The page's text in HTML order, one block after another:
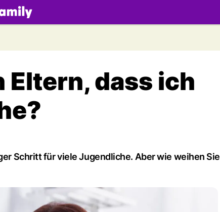
Eltern, dass ich
Schritt für viele Jugendliche. Aber wie weihen Sie